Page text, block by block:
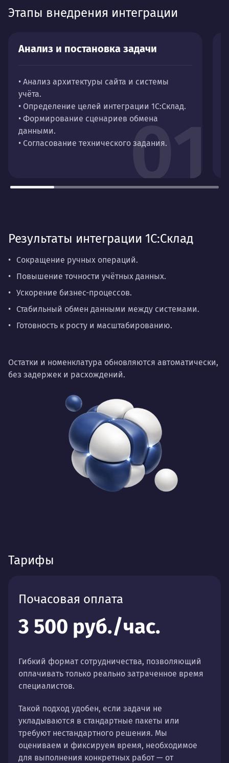
Этапы внедрения интеграции
01
Анализ и постановка задачи
• Анализ архитектуры сайта и системы
учёта.
• Определение целей интеграции 1С:Склад.
• Формирование сценариев обмена
данными.
• Согласование технического задания.
Результаты интеграции 1С:Склад
Сокращение ручных операций.
Повышение точности учётных данных.
Ускорение бизнес-процессов.
Стабильный обмен данными между системами.
Готовность к росту и масштабированию.
Остатки и номенклатура обновляются автоматически,
без задержек и расхождений.
Тарифы
Почасовая оплата
3 500 руб./час.
Гибкий формат сотрудничества, позволяющий
оплачивать только реально затраченное время
специалистов.
Такой подход удобен, если задачи не
укладываются в стандартные пакеты или
требуют нестандартного решения. Мы
оцениваем и фиксируем время, необходимое
для выполнения конкретных работ — от